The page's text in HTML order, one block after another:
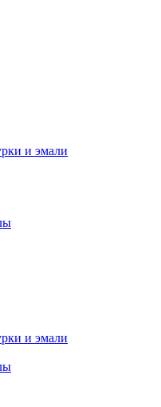
и эмали
и эмали